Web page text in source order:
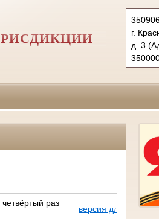
г.
д. 3
ул.
Тел.:
раз
версия для печати